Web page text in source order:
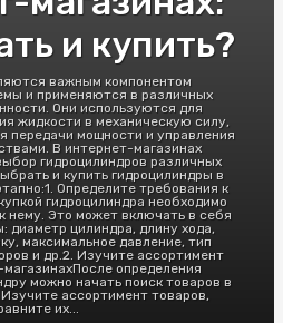
и купить?
важным компонентом
и применяются в различных
Они используются для
жидкости в механическую силу,
передачи мощности и управления
В интернет-магазинах
гидроцилиндров различных
и купить гидроцилиндры в
Определите требования к
гидроцилиндра необходимо
нему. Это может включать в себя
цилиндра, длину хода,
максимальное давление, тип
и др.2. Изучите ассортимент
определения
можно начать поиск товаров в
ассортимент товаров,
их...